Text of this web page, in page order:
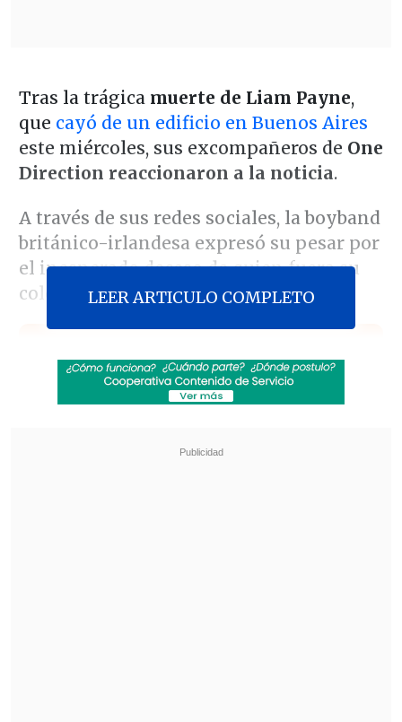
Tras la trágica muerte de Liam Payne,
que cayó de un edificio en Buenos Aires
este miércoles, sus excompañeros de One
Direction reaccionaron a la noticia.
A través de sus redes sociales, la boyband
británico-irlandesa expresó su pesar por
el inesperado deceso de quien fuera su
colega durante cinco años.
"Juntos por siempre": Daniela Muñoz y alcalde
de Independencia anuncian su compromiso
rostro de Daniela Ramírez rompió el silencio
LEER ARTICULO COMPLETO